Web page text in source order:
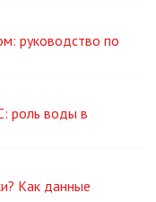
руководство по
роль воды в
Как данные